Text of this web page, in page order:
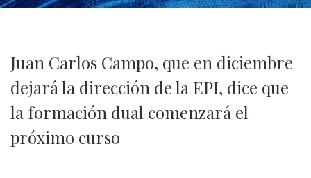
Juan Carlos Campo, que en diciembre
dejará la dirección de la EPI, dice que
la formación dual comenzará el
próximo curso